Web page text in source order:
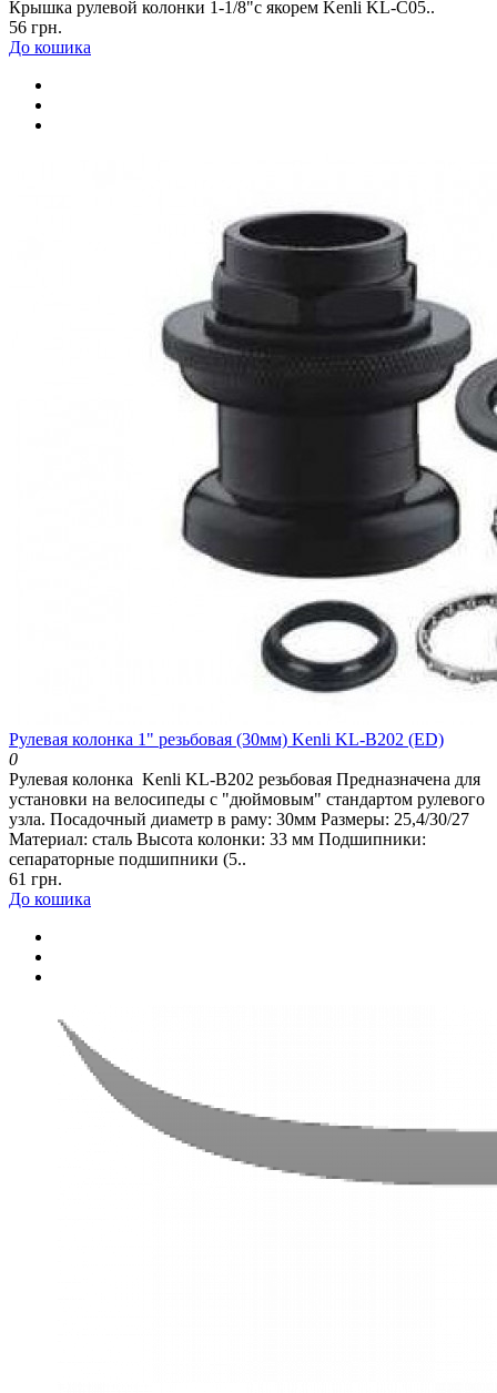
Крышка рулевой колонки 1-1/8"с якорем Kenli KL-C05..
56 грн.
До кошика
Рулевая колонка 1" резьбовая (30мм) Kenli KL-B202 (ED)
0
Рулевая колонка Kenli KL-B202 резьбовая Предназначена для
установки на велосипеды с "дюймовым" стандартом рулевого
узла. Посадочный диаметр в раму: 30мм Размеры: 25,4/30/27
Материал: сталь Высота колонки: 33 мм Подшипники:
сепараторные подшипники (5..
61 грн.
До кошика